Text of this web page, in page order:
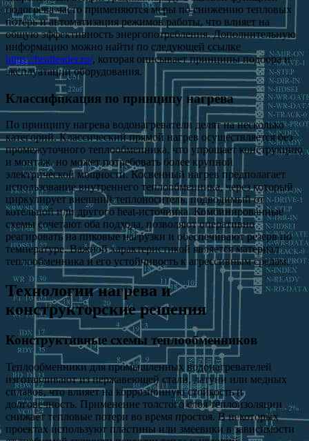
подогрева часто применяются меры по снижению тепловых
потерь и автоматизация режимов работы, что влияет на
общую эффективность энергопотребления. Дополнительную
информацию можно найти по следующей ссылке
https://heatleader.ru/, которая описывает принципы подбора и
эксплуатации оборудования.
Классификация по принципу нагрева
По принципу нагрева водонагреватели делят на несколько
категорий. Классический прямой нагрев осуществляется без
промежуточного теплообменника, что упрощает конструкцию
и монтаж, но может потребовать более крупной
электрической мощности. Косвенный нагрев предполагает
использование внутреннего теплообменника, через который
циркулирует внешний теплоноситель, подводимый от
котельной или другого heat-источника. Комбинированные
схемы сочетают оба подхода, позволяют оперативно
реагировать на пиковые нагрузки и обеспечивают резерв по
температуре. Важной характеристикой является материал
теплообменника и его устойчивость к агрессивным средам.
Технологии нагрева и
конструкторские решения
Конструктивные схемы теплообменников
Теплообменники для промышленных водонагревателей
изготавливают из нержавеющей стали, латуни или медных
сплавов, что влияет на коррозионную стойкость и
долговечность. Применение толстого слоя теплоизоляции
снижает тепловые потери во время простоя. В некоторых
проектах используют пластины или змеевики в зависимости